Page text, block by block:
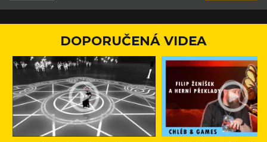
DOPORUČENÁ VIDEA